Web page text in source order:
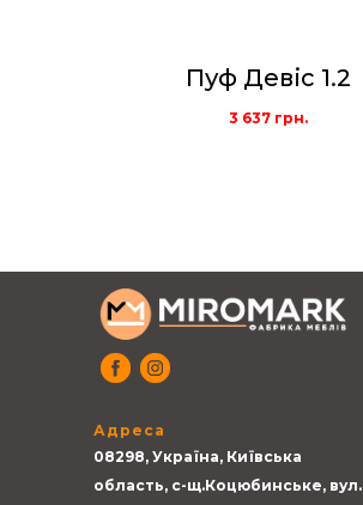
Пуф Девіс 1.2
3 637 грн.
Адреса
08298, Україна, Київська
область, с-щ.Коцюбинське, вул.